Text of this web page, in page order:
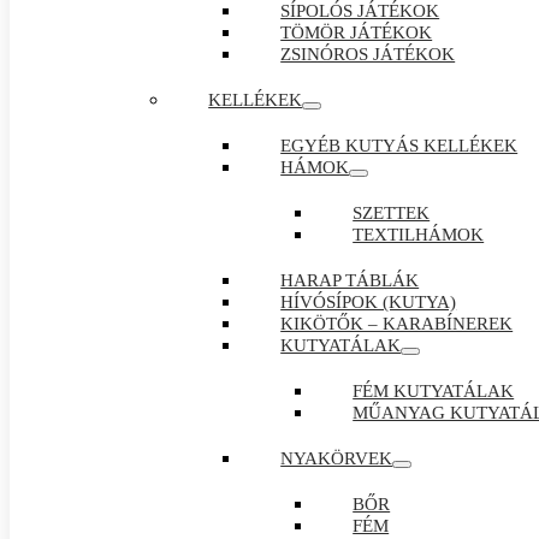
SÍPOLÓS JÁTÉKOK
TÖMÖR JÁTÉKOK
ZSINÓROS JÁTÉKOK
KELLÉKEK
EGYÉB KUTYÁS KELLÉKEK
HÁMOK
SZETTEK
TEXTILHÁMOK
HARAP TÁBLÁK
HÍVÓSÍPOK (KUTYA)
KIKÖTŐK – KARABÍNEREK
KUTYATÁLAK
FÉM KUTYATÁLAK
MŰANYAG
NYAKÖRVEK
BŐR
FÉM